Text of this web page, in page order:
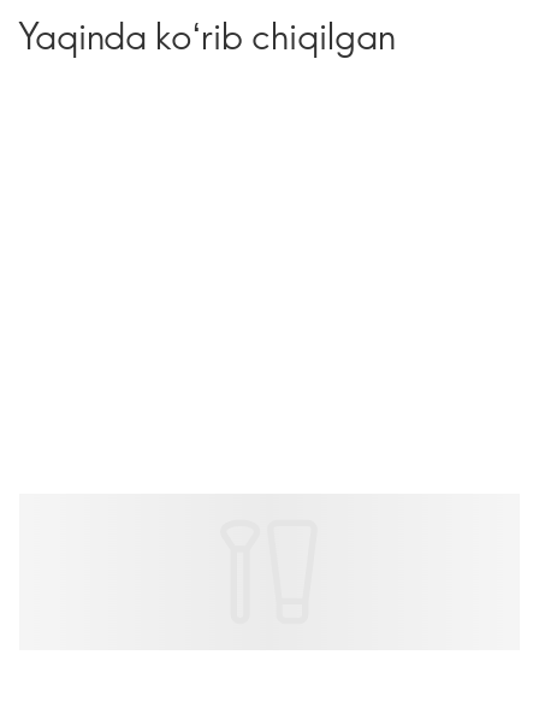
Yaqinda koʻrib chiqilgan